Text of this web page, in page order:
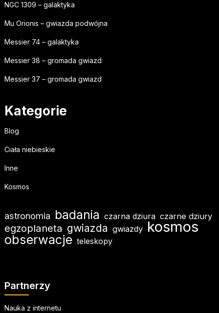
NGC 1309 – galaktyka
Mu Orionis – gwiazda podwójna
Messier 74 – galaktyka
Messier 38 – gromada gwiazd
Messier 37 – gromada gwiazd
Kategorie
Blog
Ciała niebieskie
Inne
Kosmos
astronomia badania czarna dziura czarne dziury
egzoplaneta gwiazda gwiazdy kosmos
obserwacje teleskopy
Partnerzy
Nauka z internetu